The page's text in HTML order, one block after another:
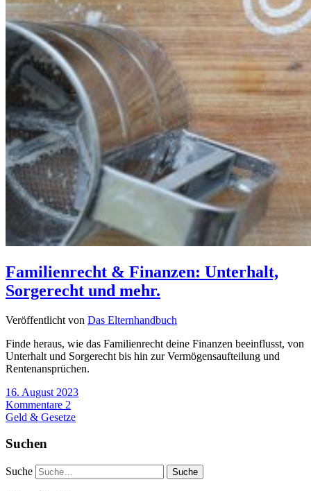
Familienrecht & Finanzen: Unterhalt,
Sorgerecht und mehr.
Veröffentlicht von Das Elternhandbuch
Finde heraus, wie das Familienrecht deine Finanzen beeinflusst, von
Unterhalt und Sorgerecht bis hin zur Vermögensaufteilung und
Rentenansprüchen.
16. August 2023
Kommentare 2
Geld & Gesetze
Suchen
Suche